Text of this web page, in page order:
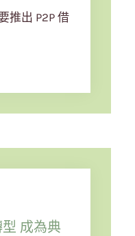
推出 P2P 借
成為典